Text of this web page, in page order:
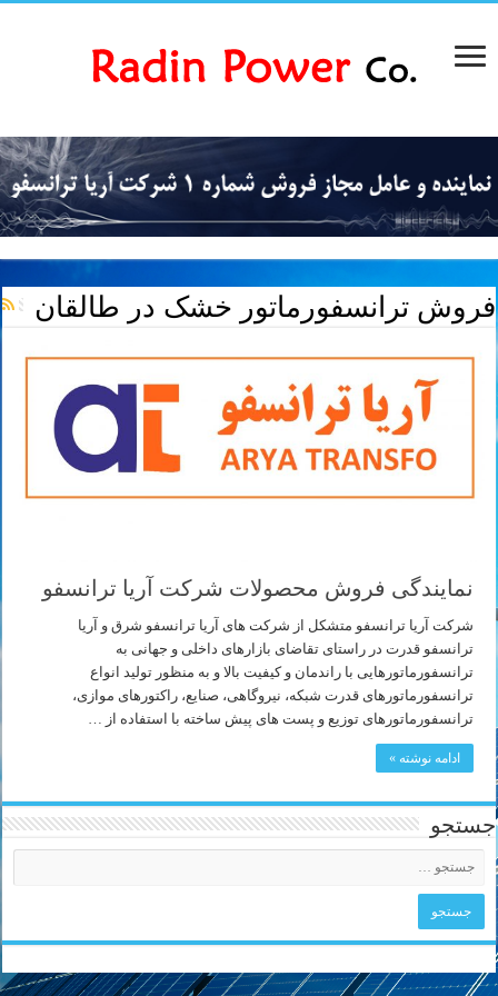
فروش ترانسفورماتور خشک در طالقان
نمایندگی فروش محصولات شرکت آریا ترانسفو
شرکت آریا ترانسفو متشکل از شرکت های آریا ترانسفو شرق و آریا
ترانسفو قدرت در راستای تقاضای بازارهای داخلی و جهانی به
ترانسفورماتورهایی با راندمان و کیفیت بالا و به منظور تولید انواع
ترانسفورماتورهای قدرت شبکه، نیروگاهی، صنایع، راکتورهای موازی،
ترانسفورماتورهای توزیع و پست های پیش ساخته با استفاده از …
ادامه نوشته »
جستجو